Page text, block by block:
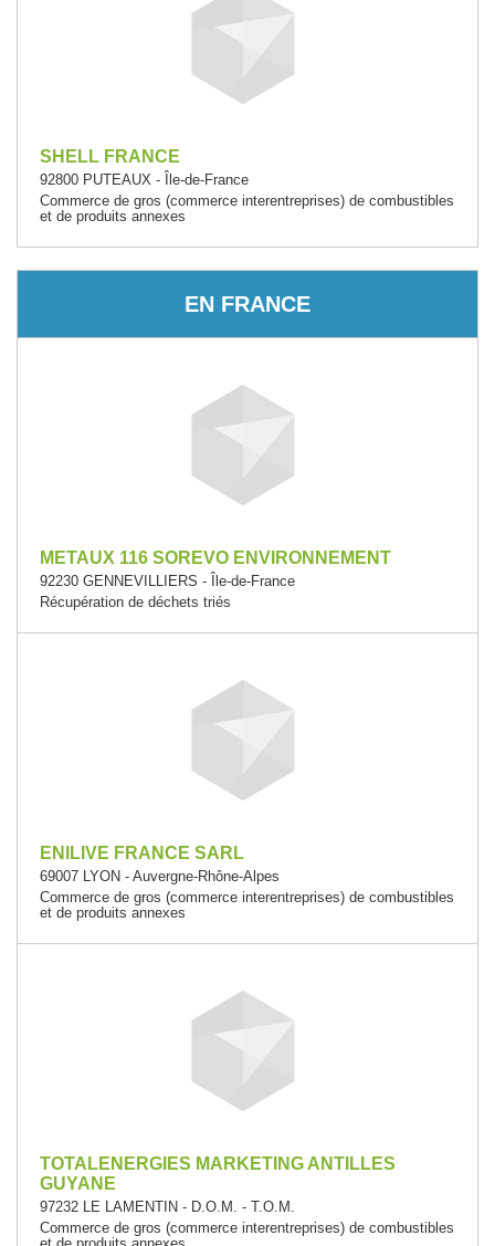
SHELL FRANCE
92800 PUTEAUX - Île-de-France
Commerce de gros (commerce interentreprises) de combustibles
et de produits annexes
EN FRANCE
METAUX 116 SOREVO ENVIRONNEMENT
92230 GENNEVILLIERS - Île-de-France
Récupération de déchets triés
ENILIVE FRANCE SARL
69007 LYON - Auvergne-Rhône-Alpes
Commerce de gros (commerce interentreprises) de combustibles
et de produits annexes
TOTALENERGIES MARKETING ANTILLES
GUYANE
97232 LE LAMENTIN - D.O.M. - T.O.M.
Commerce de gros (commerce interentreprises) de combustibles